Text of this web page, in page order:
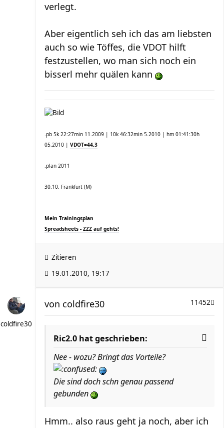
verlegt.
Aber eigentlich seh ich das am liebsten
auch so wie Töffes, die VDOT hilft
festzustellen, wo man sich noch ein
bisserl mehr quälen kann
.pb 5k 22:27min 11.2009 | 10k 46:32min 5.2010 | hm 01:41:30h
05.2010 | VDOT=44,3
.plan 2011
30.10. Frankfurt (M)
Mein Trainingsplan
Spreadsheets - ZZZ auf gehts!
Zitieren
19.01.2010, 19:17
coldfire30
11452
von coldfire30
Ric2.0 hat geschrieben:
Nee - wozu? Bringt das Vorteile?
Die sind doch schn genau passend
gebunden
Hmm.. also raus geht ja noch, aber ich